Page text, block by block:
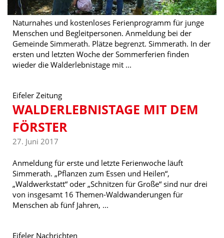
Naturnahes und kostenloses Ferienprogramm für junge
Menschen und Begleitpersonen. Anmeldung bei der
Gemeinde Simmerath. Plätze begrenzt. Simmerath. In der
ersten und letzten Woche der Sommerferien finden
wieder die Walderlebnistage mit ...
Eifeler Zeitung
WALDERLEBNISTAGE MIT DEM
FÖRSTER
27. Juni 2017
Anmeldung für erste und letzte Ferienwoche läuft
Simmerath. „Pflanzen zum Essen und Heilen“,
„Waldwerkstatt“ oder „Schnitzen für Große“ sind nur drei
von insgesamt 16 Themen-Waldwanderungen für
Menschen ab fünf Jahren, ...
Eifeler Nachrichten